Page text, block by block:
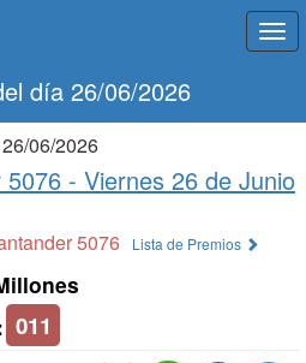
día 26/06/2026
06/2026
- Viernes 26 de Junio
5076 Lista de Premios
011